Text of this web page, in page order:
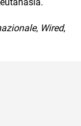
, Wired,